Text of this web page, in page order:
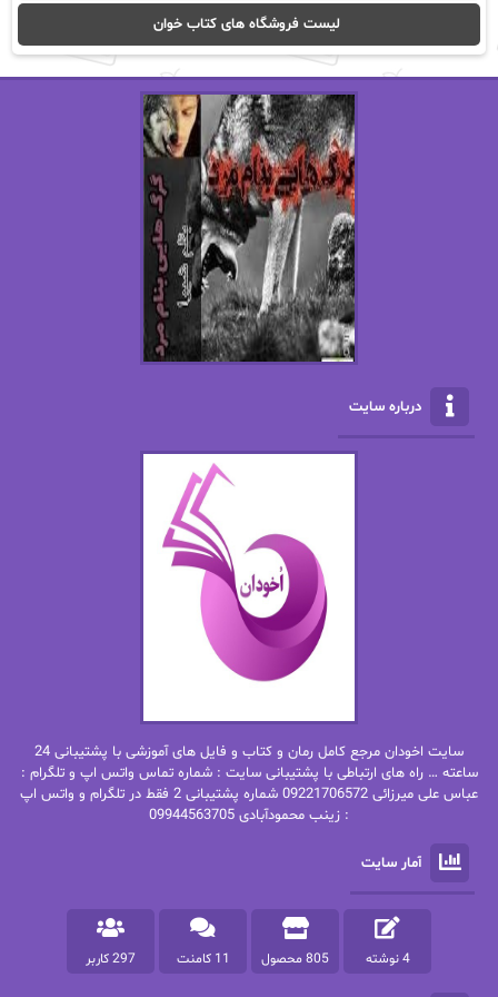
ا_اصغر زاده ا_اصغرزاده
اریک مورگنشترن از نیلوفر لاری
استل مسکم
اصغر زاده
اکرم محمدی
الف صاد
الکساندر دوما
الناز پاکپور‌
الناز محمدی
امیر فرهی
باران
بهار سلطانی
بهاره شیرازی
بهاره.م
بیتا فرخی
پاتریشیا ویلسون پرتو فرهمند
پرستو اسحقی
پرستو مهاجر
پرهام رسولی
پروانه قدیمی پروانه محمدی
لیست فروشگاه های کتاب خوان
درباره سایت
سایت اخودان مرجع کامل رمان و کتاب و فایل های آموزشی با پشتیبانی 24
ساعته … راه های ارتباطی با پشتیبانی سایت : شماره تماس واتس اپ و تلگرام :
عباس علی میرزائی 09221706572 شماره پشتیبانی 2 فقط در تلگرام و واتس اپ
: زینب محمودآبادی 09944563705
آمار سایت
4 نوشته 805 محصول 11 کامنت 297 کاربر